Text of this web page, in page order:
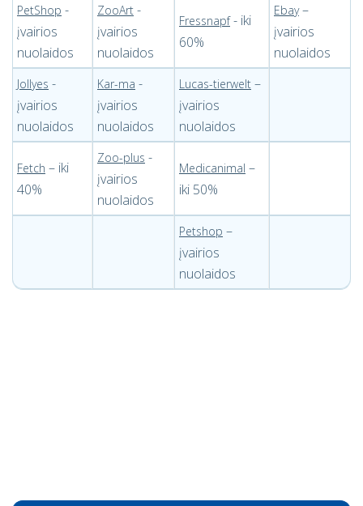
PetShop -
įvairios
nuolaidos
ZooArt -
įvairios
nuolaidos
Fressnapf- iki
60%
Ebay–
įvairios
nuolaidos
Jollyes -
įvairios
nuolaidos
Kar-ma -
įvairios
nuolaidos
Lucas-tierwelt –
įvairios
nuolaidos
Fetch – iki
40%
Zoo-plus -
įvairios
nuolaidos
Medicanimal –
iki 50%
Petshop –
įvairios
nuolaidos